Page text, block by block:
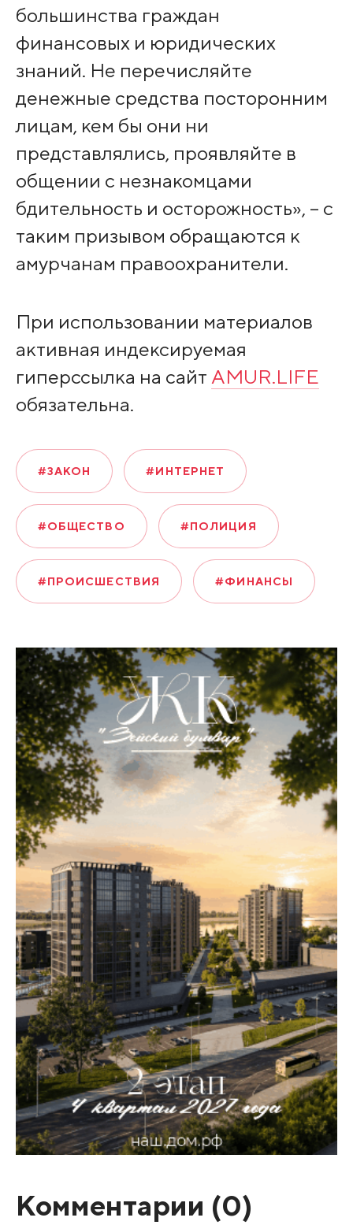
большинства граждан
финансовых и юридических
знаний. Не перечисляйте
денежные средства посторонним
лицам, кем бы они ни
представлялись, проявляйте в
общении с незнакомцами
бдительность и осторожность», – с
таким призывом обращаются к
амурчанам правоохранители.
При использовании материалов
активная индексируемая
гиперссылка на сайт AMUR.LIFE
обязательна.
#ЗАКОН #ИНТЕРНЕТ
#ОБЩЕСТВО #ПОЛИЦИЯ
#ПРОИСШЕСТВИЯ #ФИНАНСЫ
Комментарии (0)